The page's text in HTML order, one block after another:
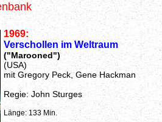
1969:
Verschollen im Weltraum
("Marooned")
(USA)
mit Gregory Peck, Gene Hackman
Regie: John Sturges
Länge: 133 Min.